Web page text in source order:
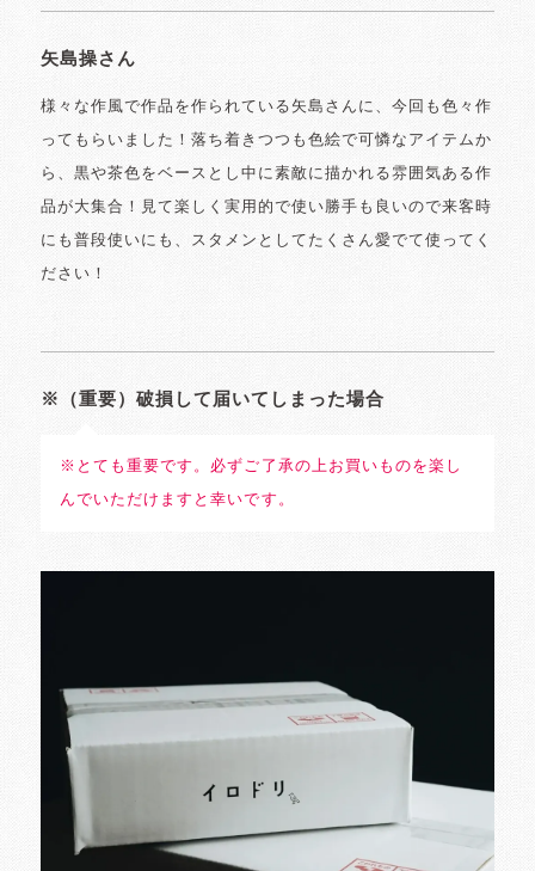
矢島操さん
様々な作風で作品を作られている矢島さんに、今回も色々作
ってもらいました！落ち着きつつも色絵で可憐なアイテムか
ら、黒や茶色をベースとし中に素敵に描かれる雰囲気ある作
品が大集合！見て楽しく実用的で使い勝手も良いので来客時
にも普段使いにも、スタメンとしてたくさん愛でて使ってく
ださい！
※（重要）破損して届いてしまった場合
※とても重要です。必ずご了承の上お買いものを楽し
んでいただけますと幸いです。